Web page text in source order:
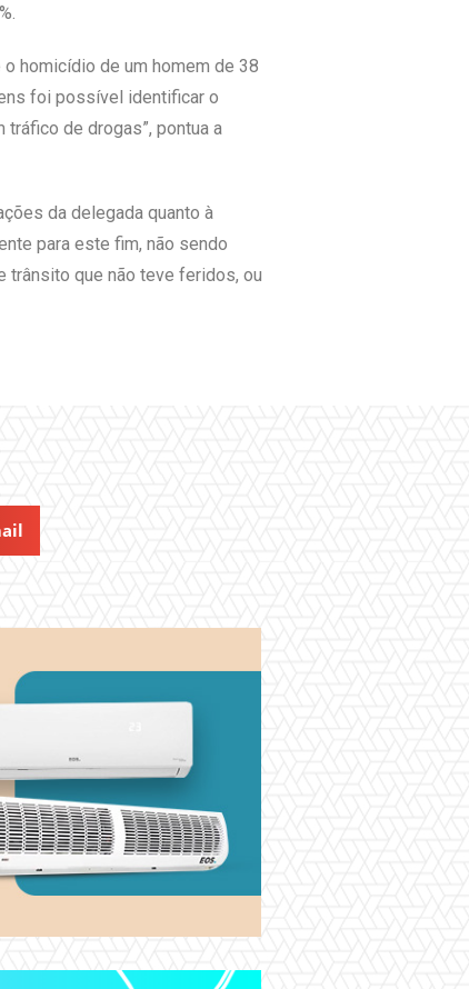
homicídio de um homem de 38
foi possível identificar o
de drogas”, pontua a
da delegada quanto à
para este fim, não sendo
trânsito que não teve feridos, ou